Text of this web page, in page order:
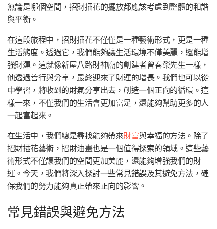
無論是哪個空間，招財插花的擺放都應該考慮到整體的和諧
與平衡。
在這段旅程中，招財插花不僅僅是一種藝術形式，更是一種
生活態度。透過它，我們能夠讓生活環境不僅美麗，還能增
強財運。這就像新屋八路財神廟的創建者曾春榮先生一樣，
他透過善行與分享，最終迎來了財運的增長。我們也可以從
中學習，將收到的財氣分享出去，創造一個正向的循環。這
樣一來，不僅我們的生活會更加富足，還能夠幫助更多的人
一起富起來。
在生活中，我們總是尋找能夠帶來財富與幸福的方法。除了
招財插花藝術，招財油畫也是一個值得探索的領域。這些藝
術形式不僅讓我們的空間更加美麗，還能夠增強我們的財
運。今天，我們將深入探討一些常見錯誤及其避免方法，確
保我們的努力能夠真正帶來正向的影響。
常見錯誤與避免方法